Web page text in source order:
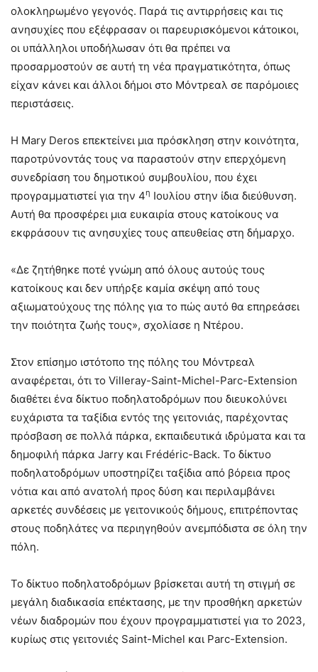
ολοκληρωμένο γεγονός. Παρά τις αντιρρήσεις και τις
ανησυχίες που εξέφρασαν οι παρευρισκόμενοι κάτοικοι,
οι υπάλληλοι υποδήλωσαν ότι θα πρέπει να
προσαρμοστούν σε αυτή τη νέα πραγματικότητα, όπως
είχαν κάνει και άλλοι δήμοι στο Μόντρεαλ σε παρόμοιες
περιστάσεις.
Η Mary Deros επεκτείνει μια πρόσκληση στην κοινότητα,
παροτρύνοντάς τους να παραστούν στην επερχόμενη
συνεδρίαση του δημοτικού συμβουλίου, που έχει
προγραμματιστεί για την 4η Ιουλίου στην ίδια διεύθυνση.
Αυτή θα προσφέρει μια ευκαιρία στους κατοίκους να
εκφράσουν τις ανησυχίες τους απευθείας στη δήμαρχο.
«Δε ζητήθηκε ποτέ γνώμη από όλους αυτούς τους
κατοίκους και δεν υπήρξε καμία σκέψη από τους
αξιωματούχους της πόλης για το πώς αυτό θα επηρεάσει
την ποιότητα ζωής τους», σχολίασε η Ντέρου.
Στον επίσημο ιστότοπο της πόλης του Μόντρεαλ
αναφέρεται, ότι το Villeray-Saint-Michel-Parc-Extension
διαθέτει ένα δίκτυο ποδηλατοδρόμων που διευκολύνει
ευχάριστα τα ταξίδια εντός της γειτονιάς, παρέχοντας
πρόσβαση σε πολλά πάρκα, εκπαιδευτικά ιδρύματα και τα
δημοφιλή πάρκα Jarry και Frédéric-Back. Το δίκτυο
ποδηλατοδρόμων υποστηρίζει ταξίδια από βόρεια προς
νότια και από ανατολή προς δύση και περιλαμβάνει
αρκετές συνδέσεις με γειτονικούς δήμους, επιτρέποντας
στους ποδηλάτες να περιηγηθούν ανεμπόδιστα σε όλη την
πόλη.
Το δίκτυο ποδηλατοδρόμων βρίσκεται αυτή τη στιγμή σε
μεγάλη διαδικασία επέκτασης, με την προσθήκη αρκετών
νέων διαδρομών που έχουν προγραμματιστεί για το 2023,
κυρίως στις γειτονιές Saint-Michel και Parc-Extension.